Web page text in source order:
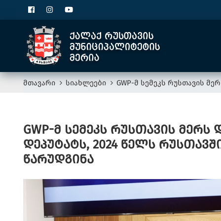
მთავარი სიახლეები GWP-მ სემეკს რუსთავის
GWP-მ სემეკს რუსთავის
დეპუტატს, 2024 წელს
წარუდგინა